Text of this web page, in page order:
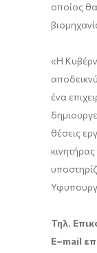
οποίος θα
«Η
ένα
θέσεις
Τηλ.
E–mail